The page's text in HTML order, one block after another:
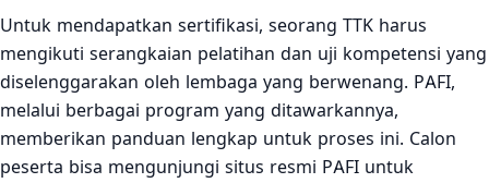
Untuk mendapatkan sertifikasi, seorang TTK harus
mengikuti serangkaian pelatihan dan uji kompetensi yang
diselenggarakan oleh lembaga yang berwenang. PAFI,
melalui berbagai program yang ditawarkannya,
memberikan panduan lengkap untuk proses ini. Calon
peserta bisa mengunjungi situs resmi PAFI untuk